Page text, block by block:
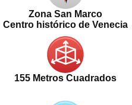
Zona San Marco
Centro histórico de Venecia
155 Metros Cuadrados